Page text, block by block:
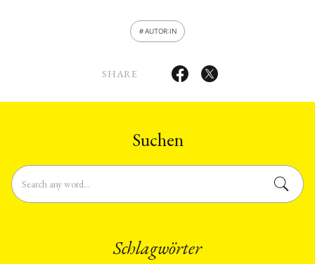
AUTOR:IN
SHARE
Suchen
Schlagwörter